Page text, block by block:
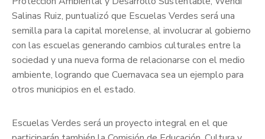
Salinas Ruiz, puntualizó que Escuelas Verdes será una
semilla para la capital morelense, al involucrar al gobierno
con las escuelas generando cambios culturales entre la
sociedad y una nueva forma de relacionarse con el medio
ambiente, logrando que Cuernavaca sea un ejemplo para
otros municipios en el estado.
Escuelas Verdes será un proyecto integral en el que